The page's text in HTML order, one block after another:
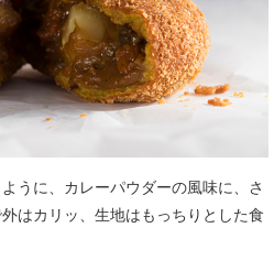
うに、カレーパウダーの風味に、さ
はカリッ、生地はもっちりとした食